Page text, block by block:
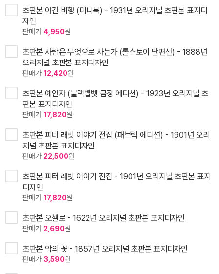
초판본 야간 비행 (미니북) - 1931년 오리지널 초판본 표지디
자인
판매가 4,950원
초판본 사람은 무엇으로 사는가 (톨스토이 단편선) - 1888년
오리지널 초판본 표지디자인
판매가 12,420원
초판본 예언자 (블랙벨벳 금장 에디션) - 1923년 오리지널 초
판본 표지디자인
판매가 17,820원
초판본 피터 래빗 이야기 전집 (패브릭 에디션) - 1901년 오리
지널 초판본 표지디자인
판매가 22,500원
초판본 피터 래빗 이야기 전집 - 1901년 오리지널 초판본 표지
디자인
판매가 17,820원
초판본 오셀로 - 1622년 오리지널 초판본 표지디자인
판매가 2,690원
초판본 악의 꽃 - 1857년 오리지널 초판본 표지디자인
판매가 3,590원